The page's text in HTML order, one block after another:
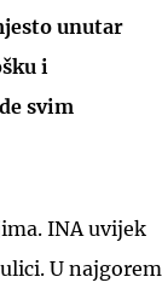
unutar
i
svim
INA uvijek
U najgorem